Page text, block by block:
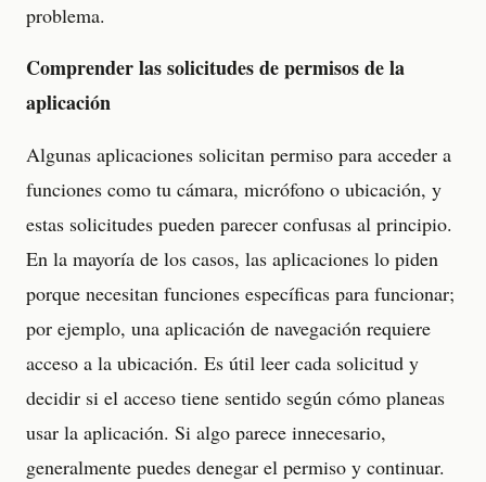
problema.
Comprender las solicitudes de permisos de la
aplicación
Algunas aplicaciones solicitan permiso para acceder a
funciones como tu cámara, micrófono o ubicación, y
estas solicitudes pueden parecer confusas al principio.
En la mayoría de los casos, las aplicaciones lo piden
porque necesitan funciones específicas para funcionar;
por ejemplo, una aplicación de navegación requiere
acceso a la ubicación. Es útil leer cada solicitud y
decidir si el acceso tiene sentido según cómo planeas
usar la aplicación. Si algo parece innecesario,
generalmente puedes denegar el permiso y continuar.